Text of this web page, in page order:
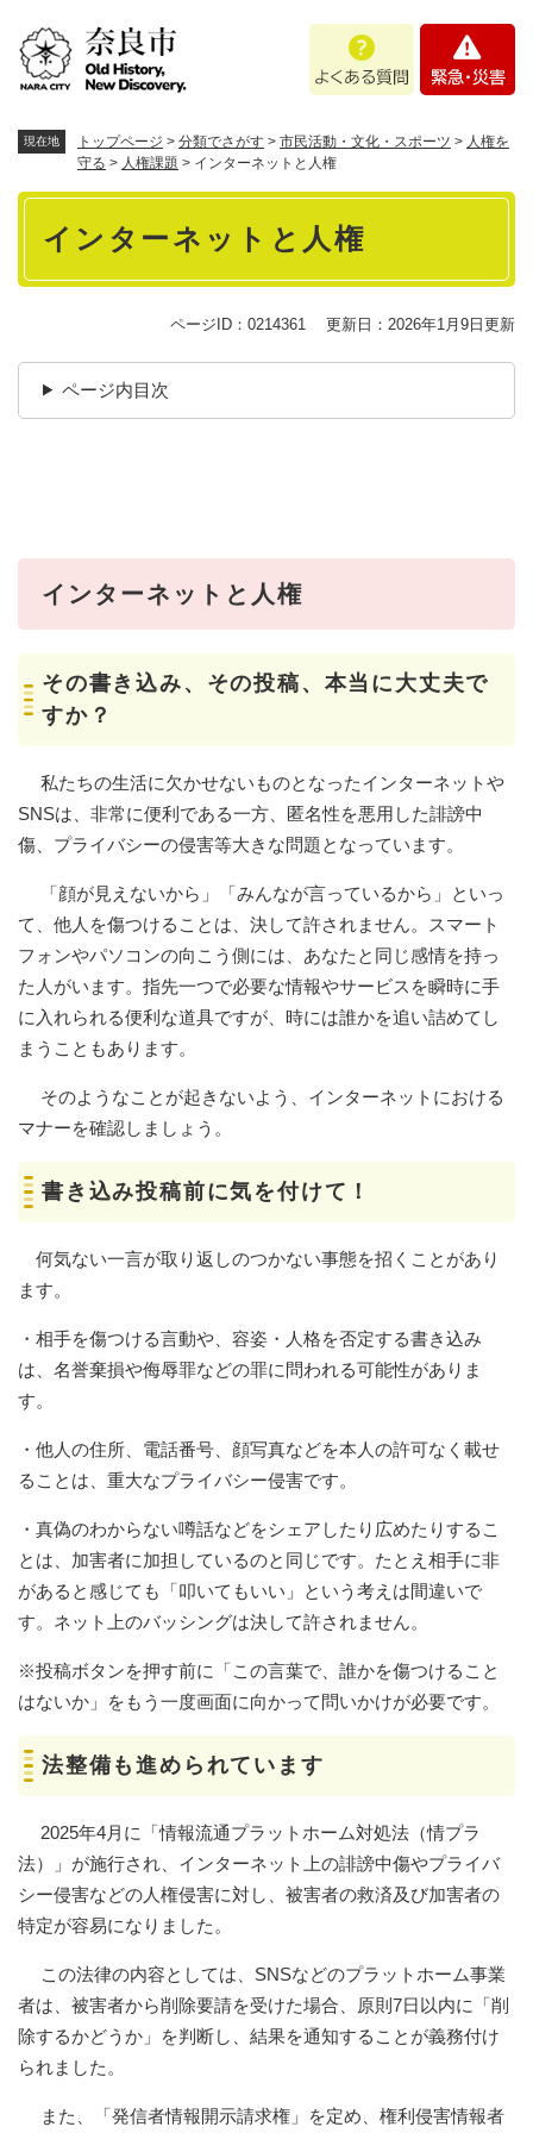
あ
問
・
現在地 トップページ > 分類でさがす > 市民活動・文化・スポーツ > 人権を
守る > 人権課題 > インターネットと人権
本
インターネットと人権
ページID：0214361 更新日：2026年1月9日更新
ページ内目次
インターネットと人権
その書き込み、その投稿、本当に大丈夫で
すか？
私たちの生活に欠かせないものとなったインターネットや
SNSは、非常に便利である一方、匿名性を悪用した誹謗中
傷、プライバシーの侵害等大きな問題となっています。
「顔が見えないから」「みんなが言っているから」といっ
て、他人を傷つけることは、決して許されません。スマート
フォンやパソコンの向こう側には、あなたと同じ感情を持っ
た人がいます。指先一つで必要な情報やサービスを瞬時に手
に入れられる便利な道具ですが、時には誰かを追い詰めてし
まうこともあります。
そのようなことが起きないよう、インターネットにおける
マナーを確認しましょう。
書き込み投稿前に気を付けて！
何気ない一言が取り返しのつかない事態を招くことがあり
ます。
・相手を傷つける言動や、容姿・人格を否定する書き込み
は、名誉棄損や侮辱罪などの罪に問われる可能性がありま
す。
・他人の住所、電話番号、顔写真などを本人の許可なく載せ
ることは、重大なプライバシー侵害です。
・真偽のわからない噂話などをシェアしたり広めたりするこ
とは、加害者に加担しているのと同じです。たとえ相手に非
があると感じても「叩いてもいい」という考えは間違いで
す。ネット上のバッシングは決して許されません。
※投稿ボタンを押す前に「この言葉で、誰かを傷つけること
はないか」をもう一度画面に向かって問いかけが必要です。
法整備も進められています
2025年4月に「情報流通プラットホーム対処法（情プラ
法）」が施行され、インターネット上の誹謗中傷やプライバ
シー侵害などの人権侵害に対し、被害者の救済及び加害者の
特定が容易になりました。
この法律の内容としては、SNSなどのプラットホーム事業
者は、被害者から削除要請を受けた場合、原則7日以内に「削
除するかどうか」を判断し、結果を通知することが義務付け
られました。
また、「発信者情報開示請求権」を定め、権利侵害情報者